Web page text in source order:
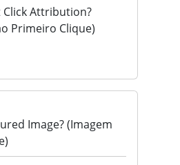
Click Attribution?
Primeiro Clique)
Image? (Imagem